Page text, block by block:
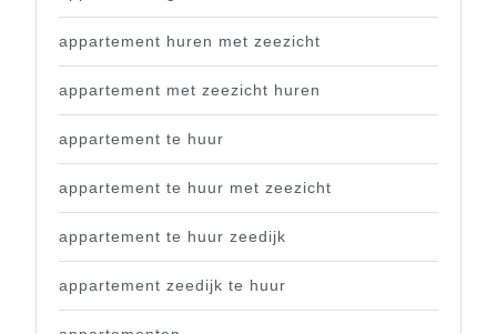
appartement huren met zeezicht
appartement met zeezicht huren
appartement te huur
appartement te huur met zeezicht
appartement te huur zeedijk
appartement zeedijk te huur